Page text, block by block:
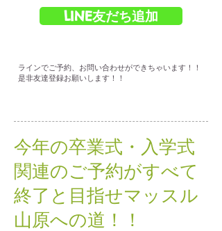
LINE友だち追加
ラインでご予約、お問い合わせができちゃいます！！
是非友達登録お願いします！！
今年の卒業式・入学式
関連のご予約がすべて
終了と目指せマッスル
山原への道！！